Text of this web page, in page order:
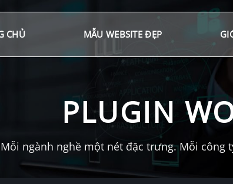
CHỦ MẪU WEBSITE ĐẸP
PLUGIN
Mỗi ngành nghề một nét đặc trưng. Mỗi